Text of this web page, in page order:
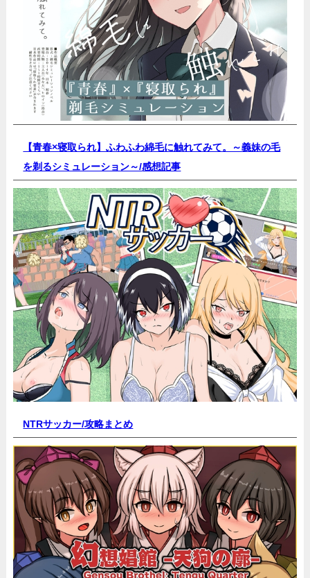
【青春×寝取られ】ふわふわ綿毛に触れてみて。～義妹の毛
を剃るシミュレーション～/感想記事
NTRサッカー/攻略まとめ